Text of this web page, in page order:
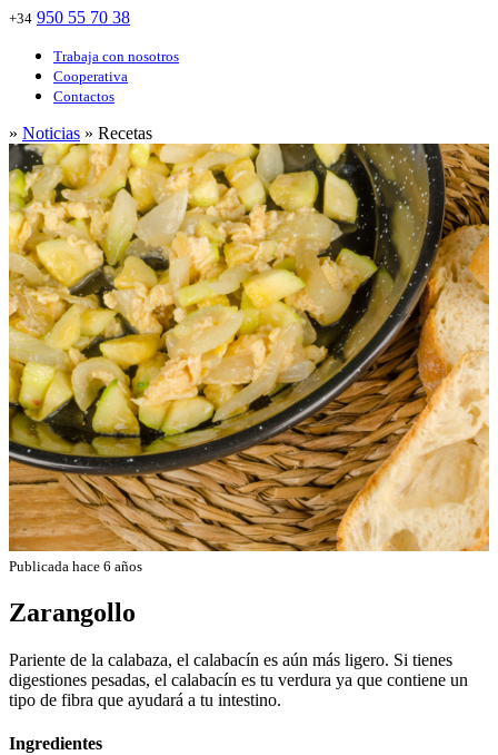
+34 950 55 70 38
Trabaja con nosotros
Cooperativa
Contactos
» Noticias » Recetas
Publicada hace 6 años
Zarangollo
Pariente de la calabaza, el calabacín es aún más ligero. Si tienes
digestiones pesadas, el calabacín es tu verdura ya que contiene un
tipo de fibra que ayudará a tu intestino.
Ingredientes